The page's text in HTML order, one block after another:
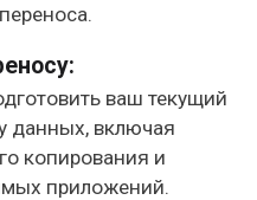
ваш текущий
данных, включая
копирования и
приложений.